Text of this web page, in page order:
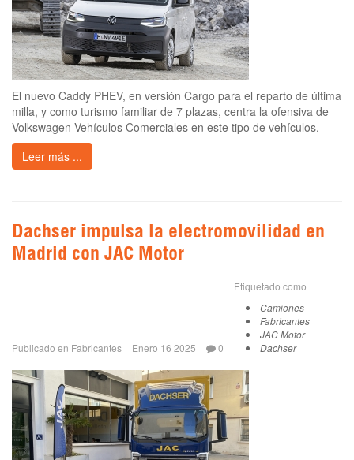
El nuevo Caddy PHEV, en versión Cargo para el reparto de última
milla, y como turismo familiar de 7 plazas, centra la ofensiva de
Volkswagen Vehículos Comerciales en este tipo de vehículos.
Leer más ...
Dachser impulsa la electromovilidad en
Madrid con JAC Motor
Publicado en Fabricantes Enero 16 2025 0
Etiquetado como
Camiones
Fabricantes
JAC Motor
Dachser